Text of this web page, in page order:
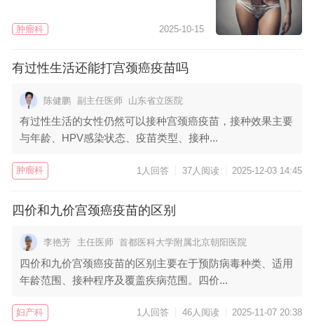
肿瘤科 2025-10-15
有过性生活还能打宫颈癌疫苗吗
陈健鹏 副主任医师 山东省立医院
有过性生活的女性仍然可以接种宫颈癌疫苗，接种效果主要
与年龄、HPV感染状态、疫苗类型、接种...
肿瘤科 1人回答 37人阅读 2025-12-03 14:45
四价和九价宫颈癌疫苗的区别
李艳芳 主任医师 首都医科大学附属北京朝阳医院
四价和九价宫颈癌疫苗的区别主要在于预防病毒种类、适用
年龄范围、接种程序及覆盖疾病范围。四价...
妇产科 1人回答 46人阅读 2025-11-07 20:38